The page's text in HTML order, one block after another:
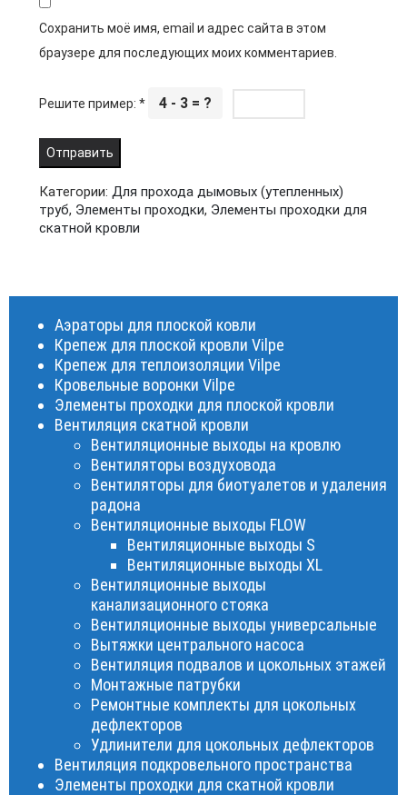
Сохранить моё имя, email и адрес сайта в этом
браузере для последующих моих комментариев.
Решите пример: * 4 - 3 = ?
Категории: Для прохода дымовых (утепленных)
труб, Элементы проходки, Элементы проходки для
скатной кровли
Аэраторы для плоской ковли
Крепеж для плоской кровли Vilpe
Крепеж для теплоизоляции Vilpe
Кровельные воронки Vilpe
Элементы проходки для плоской кровли
Вентиляция скатной кровли
Вентиляционные выходы на кровлю
Вентиляторы воздуховода
Вентиляторы для биотуалетов и удаления
радона
Вентиляционные выходы FLOW
Вентиляционные выходы S
Вентиляционные выходы XL
Вентиляционные выходы
канализационного стояка
Вентиляционные выходы универсальные
Вытяжки центрального насоса
Вентиляция подвалов и цокольных этажей
Монтажные патрубки
Ремонтные комплекты для цокольных
дефлекторов
Удлинители для цокольных дефлекторов
Вентиляция подкровельного пространства
Элементы проходки для скатной кровли